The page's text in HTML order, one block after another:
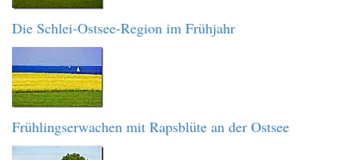
Die Schlei-Ostsee-Region im Frühjahr
Frühlingserwachen mit Rapsblüte an der Ostsee